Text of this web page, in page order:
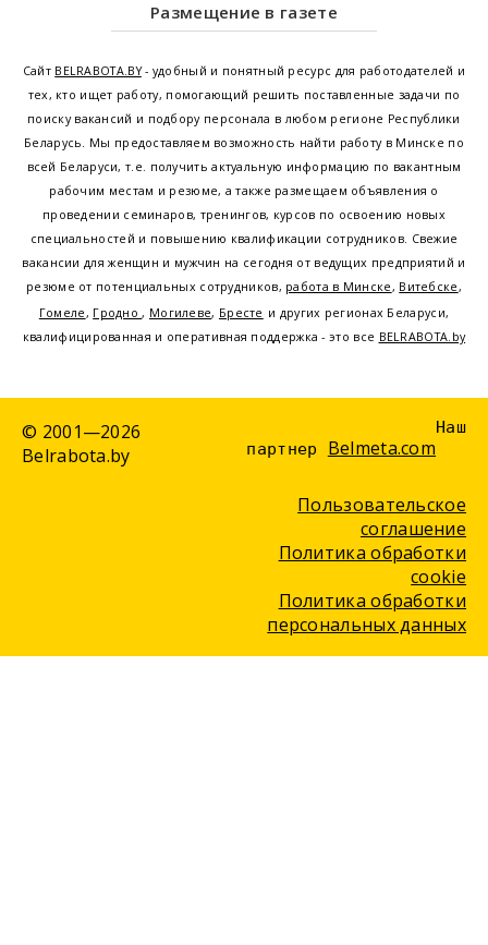
Размещение в газете
Сайт BELRABOTA.BY- удобный и понятный ресурс для работодателей и
тех, кто ищет работу, помогающий решить поставленные задачи по
поиску вакансий и подбору персонала в любом регионе Республики
Беларусь. Мы предоставляем возможность найти работу в Минске по
всей Беларуси, т.е. получить актуальную информацию по вакантным
рабочим местам и резюме, а также размещаем объявления о
проведении семинаров, тренингов, курсов по освоению новых
специальностей и повышению квалификации сотрудников. Свежие
вакансии для женщин и мужчин на сегодня от ведущих предприятий и
резюме от потенциальных сотрудников, работа в Минске, Витебске,
Гомеле, Гродно, Могилеве, Бресте и других регионах Беларуси,
квалифицированная и оперативная поддержка - это все BELRABOTA.by
© 2001—2026
Belrabota.by
Наш
партнер
Belmeta.com
Пользовательское
соглашение
Политика обработки
cookie
Политика обработки
персональных данных